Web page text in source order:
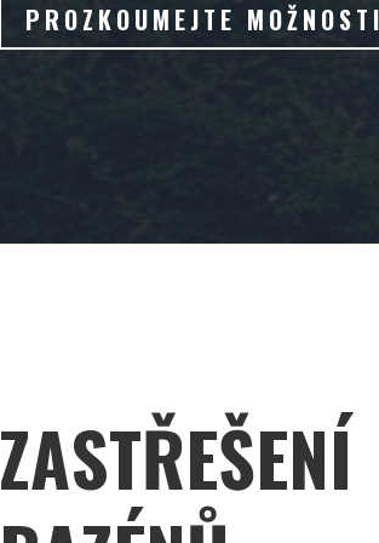
PROZKOUMEJTE
ZASTŘEŠENÍ